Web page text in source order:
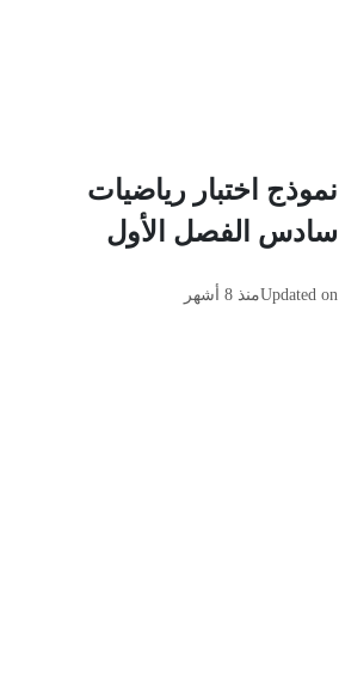
نموذج اختبار رياضيات
سادس الفصل الأول
Updated onمنذ 8 أشهر